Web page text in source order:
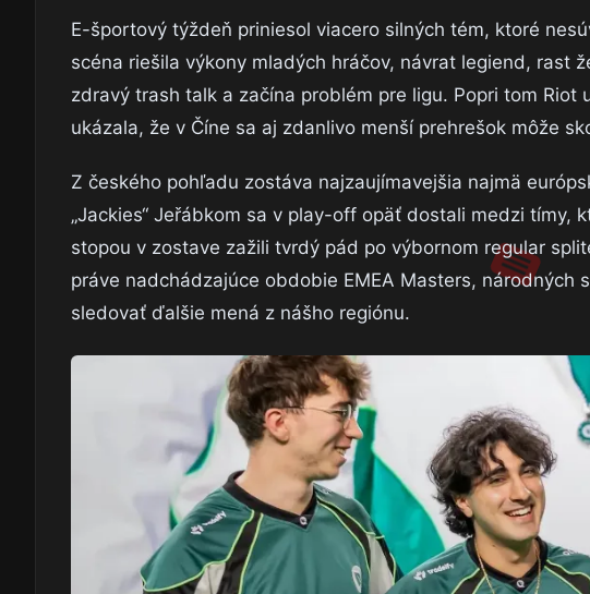
E-športový týždeň priniesol viacero silných tém, ktoré
scéna riešila výkony mladých hráčov, návrat legiend, rast
zdravý trash talk a začína problém pre ligu. Popri tom Riot
ukázala, že v Číne sa aj zdanlivo menší prehrešok môže
Z českého pohľadu zostáva najzaujímavejšia najmä
„Jackies“ Jeřábkom sa v play-off opäť dostali medzi
stopou v zostave zažili tvrdý pád po výbornom regular
práve nadchádzajúce obdobie EMEA Masters,
sledovať ďalšie mená z nášho regiónu.